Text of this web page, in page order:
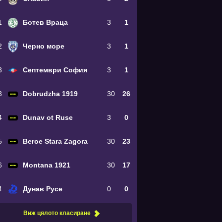
Ботев Враца 3 1
Черно море 3 1
Септември София 3 1
Dobrudzha 1919 30 26
Dunav ot Ruse 3 0
Beroe Stara Zagora 30 23
Montana 1921 30 17
Дунав Русе 0 0
Виж цялото класиране